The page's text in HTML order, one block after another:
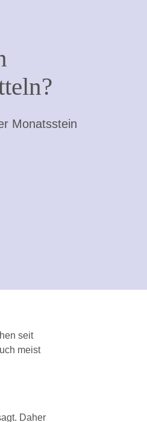
Monatsstein
seit
meist
Daher